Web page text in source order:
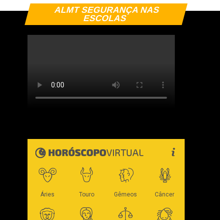
ALMT SEGURANÇA NAS
ESCOLAS